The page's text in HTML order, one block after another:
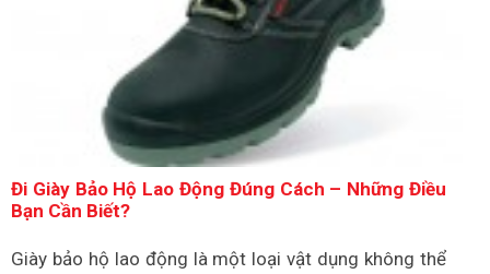
Đi Giày Bảo Hộ Lao Động Đúng Cách – Những Điều
Bạn Cần Biết?
Giày bảo hộ lao động là một loại vật dụng không thể